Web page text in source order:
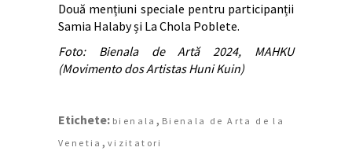
Două mențiuni speciale pentru participanții
Samia Halaby și La Chola Poblete.
Foto: Bienala de Artă 2024, MAHKU
(Movimento dos Artistas Huni Kuin)
Etichete: bienala , Bienala de Arta de la
Venetia , vizitatori